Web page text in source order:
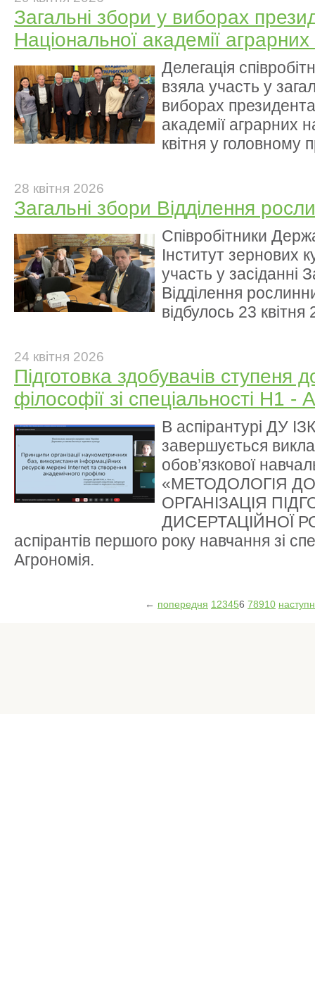
Загальні збори у виборах
Національної академії аграрних
Делегація
взяла участь у
виборах
академії аграрних
квітня у головному
28 квітня 2026
Загальні збори Відділення
Співробітники
Інститут зернових
участь у засіданні
Відділення
відбулось 23 квітня
24 квітня 2026
Підготовка здобувачів ступеня
філософії зі спеціальності Н1 -
В аспірантурі ДУ
завершується
обов’язкової
«МЕТОДОЛОГІЯ
ОРГАНІЗАЦІЯ
ДИСЕРТАЦІЙНОЇ
аспірантів першого року навчання зі
Агрономія.
← попередня 1 23456 78910